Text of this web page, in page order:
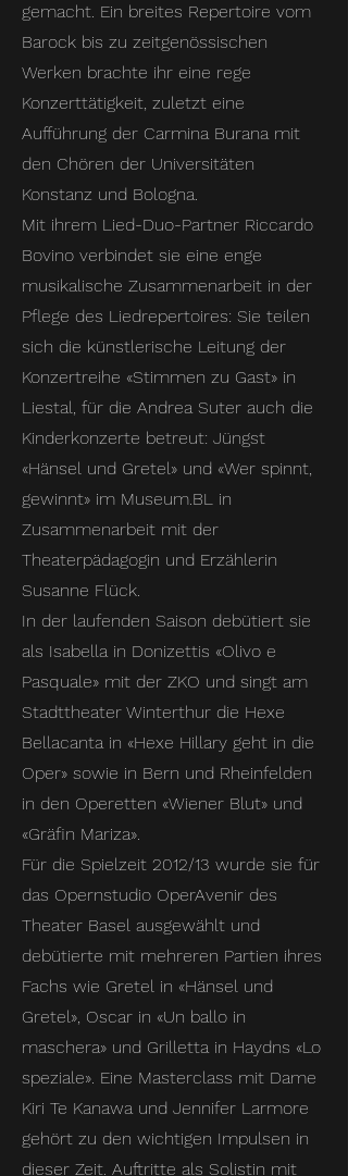
gemacht. Ein breites Repertoire vom
Barock bis zu zeitgenössischen
Werken brachte ihr eine rege
Konzerttätigkeit, zuletzt eine
Aufführung der Carmina Burana mit
den Chören der Universitäten
Konstanz und Bologna.
Mit ihrem Lied-Duo-Partner Riccardo
Bovino verbindet sie eine enge
musikalische Zusammenarbeit in der
Pflege des Liedrepertoires: Sie teilen
sich die künstlerische Leitung der
Konzertreihe «Stimmen zu Gast» in
Liestal, für die Andrea Suter auch die
Kinderkonzerte betreut: Jüngst
«Hänsel und Gretel» und «Wer spinnt,
gewinnt» im Museum.BL in
Zusammenarbeit mit der
Theaterpädagogin und Erzählerin
Susanne Flück.
In der laufenden Saison debütiert sie
als Isabella in Donizettis «Olivo e
Pasquale» mit der ZKO und singt am
Stadttheater Winterthur die Hexe
Bellacanta in «Hexe Hillary geht in die
Oper» sowie in Bern und Rheinfelden
in den Operetten «Wiener Blut» und
«Gräfin Mariza».
Für die Spielzeit 2012/13 wurde sie für
das Opernstudio OperAvenir des
Theater Basel ausgewählt und
debütierte mit mehreren Partien ihres
Fachs wie Gretel in «Hänsel und
Gretel», Oscar in «Un ballo in
maschera» und Grilletta in Haydns «Lo
speziale». Eine Masterclass mit Dame
Kiri Te Kanawa und Jennifer Larmore
gehört zu den wichtigen Impulsen in
dieser Zeit. Auftritte als Solistin mit